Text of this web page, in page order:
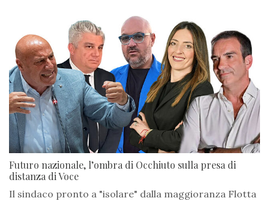
Futuro nazionale, l’ombra di Occhiuto sulla presa di
distanza di Voce
Il sindaco pronto a "isolare" dalla maggioranza Flotta